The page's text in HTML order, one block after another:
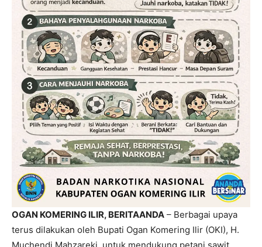
OGAN KOMERING ILIR, BERITAANDA – Berbagai upaya
terus dilakukan oleh Bupati Ogan Komering Ilir (OKI), H.